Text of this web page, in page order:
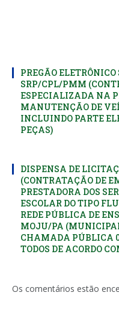
PREGÃO
SRP/CPL/PMM
ESPECIALIZADA NA
MANUTENÇÃO DE
INCLUINDO PARTE
PEÇAS)
DISPENSA DE
(CONTRATAÇÃO DE
PRESTADORA DOS
ESCOLAR DO TIPO
REDE PÚBLICA DE
MOJU/PA
CHAMADA PÚBLICA
TODOS DE ACORDO
Os comentários estão